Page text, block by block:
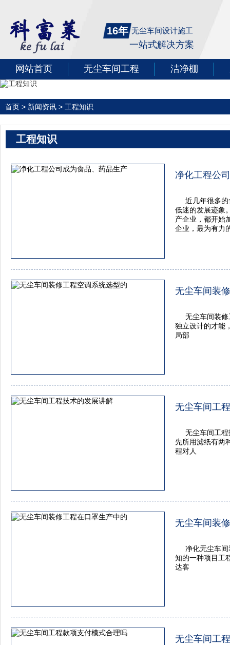
16年 无尘车间设计施工
一站式解决方案
网站首页 无尘车间工程 洁净棚
首页 > 新闻资讯 > 工程知识
工程知识
净化工程公
近几年很多
低迷的发展迹象
产企业，都开始
企业，最为有力
无尘车间装
无尘车间装
独立设计的才能
局部
无尘车间工
无尘车间工
先所用滤纸有两
程对人
无尘车间装
净化无尘车
知的一种项目工
达客
无尘车间工